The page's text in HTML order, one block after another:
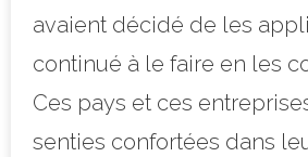
avaient décidé de les
continué à le faire en les
Ces pays et ces
senties confortées dans